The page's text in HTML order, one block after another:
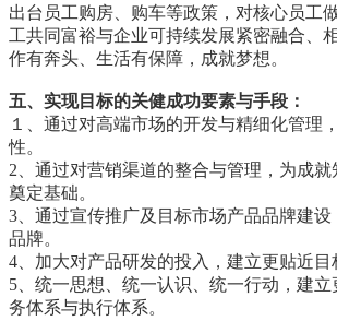
出台员工购房、购车等政策，对核心员工
工共同富裕与企业可持续发展紧密融合、
作有奔头、生活有保障，成就梦想。
五、实现目标的关健成功要素与手段：
１、通过对高端市场的开发与精细化管理
性。
2、通过对营销渠道的整合与管理，为成
奠定基础。
3、通过宣传推广及目标市场产品品牌建
品牌。
4、加大对产品研发的投入，建立更贴近目
5、统一思想、统一认识、统一行动，建立
务体系与执行体系。